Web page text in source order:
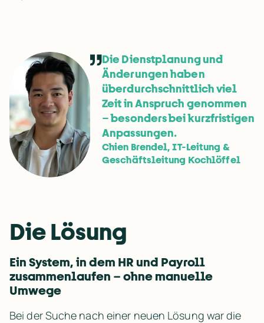
Die Dienstplanung und
Änderungen haben
überdurchschnittlich viel
Zeit in Anspruch genommen
– besonders bei kurzfristigen
Anpassungen.
Chien Brendel, IT-Leitung &
Geschäftsleitung Kochlöffel
Die Lösung
Ein System, in dem HR und Payroll
zusammenlaufen – ohne manuelle
Umwege
Bei der Suche nach einer neuen Lösung war die